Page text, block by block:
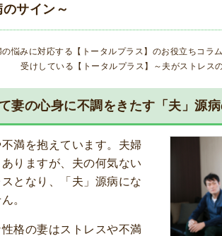
サイン～
悩みに対応する【トータルプラス】のお役立ちコラム
受けしている【トータルプラス】～夫がストレス
妻の心身に不調をきたす「夫」源
満を抱えています。夫婦
りますが、夫の何気ない
となり、「夫」 源病にな
。
格の妻はストレスや不満